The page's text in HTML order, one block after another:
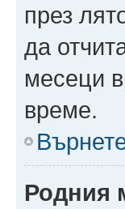
през
да
месеци
време.
Родния